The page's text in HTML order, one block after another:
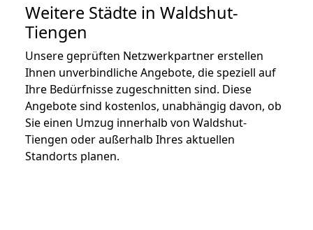
Weitere Städte in Waldshut-
Tiengen
Unsere geprüften Netzwerkpartner erstellen
Ihnen unverbindliche Angebote, die speziell auf
Ihre Bedürfnisse zugeschnitten sind. Diese
Angebote sind kostenlos, unabhängig davon, ob
Sie einen Umzug innerhalb von Waldshut-
Tiengen oder außerhalb Ihres aktuellen
Standorts planen.